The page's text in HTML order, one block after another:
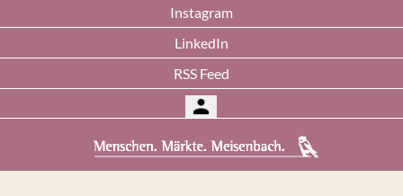
Instagram
LinkedIn
RSS Feed